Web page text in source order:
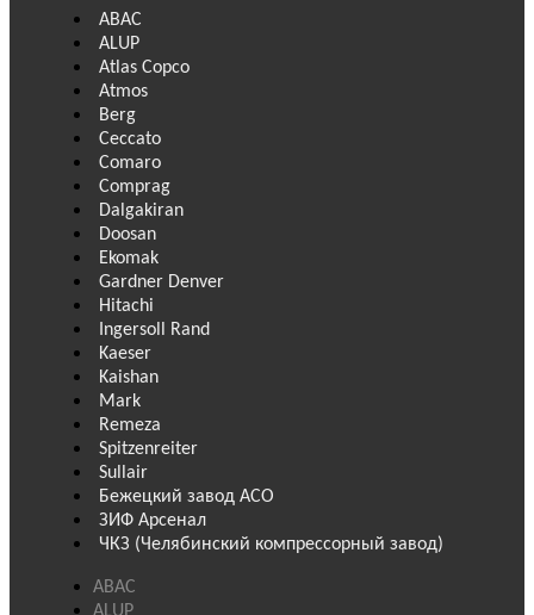
ABAC
ALUP
Atlas Copco
Atmos
Berg
Ceccato
Comaro
Comprag
Dalgakiran
Doosan
Ekomak
Gardner Denver
Hitachi
Ingersoll Rand
Kaeser
Kaishan
Mark
Remeza
Spitzenreiter
Sullair
Бежецкий завод АСО
ЗИФ Арсенал
ЧКЗ (Челябинский компрессорный завод)
ABAC